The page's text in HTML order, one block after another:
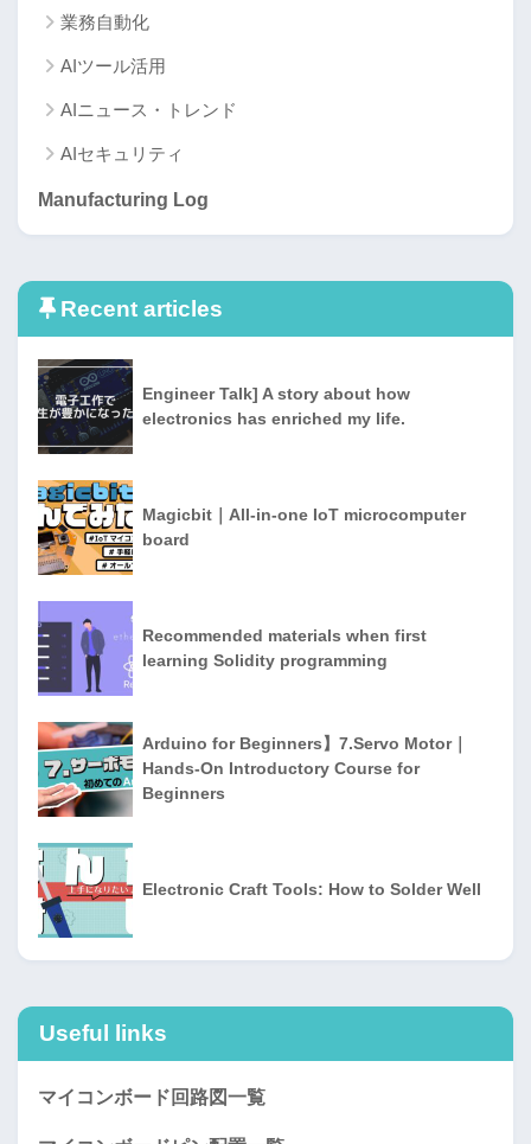
業務自動化
AIツール活用
AIニュース・トレンド
AIセキュリティ
Manufacturing Log
Recent articles
Engineer Talk] A story about how
electronics has enriched my life.
Magicbit｜All-in-one IoT microcomputer
board
Recommended materials when first
learning Solidity programming
Arduino for Beginners】7.Servo Motor｜
Hands-On Introductory Course for
Beginners
Electronic Craft Tools: How to Solder Well
Useful links
マイコンボード回路図一覧